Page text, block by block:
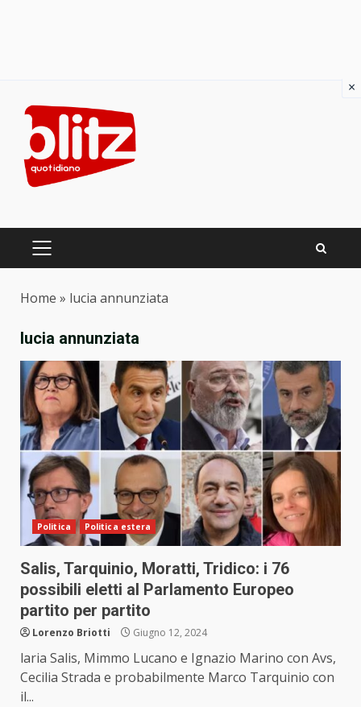
content
PRIMARY
Home » lucia annunziata
lucia annunziata
Politica Politica estera
Salis, Tarquinio, Moratti, Tridico: i 76
possibili eletti al Parlamento Europeo
partito per partito
Lorenzo Briotti Giugno 12, 2024
laria Salis, Mimmo Lucano e Ignazio Marino con Avs,
Cecilia Strada e probabilmente Marco Tarquinio con
il...
×